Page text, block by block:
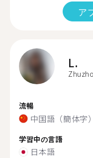
ア
L.
流暢
中国語（簡体字）
学習中の言語
日本語